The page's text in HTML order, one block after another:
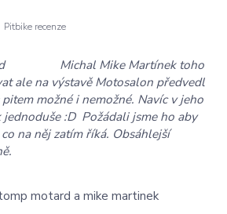
Pitbike recenze
Michal Mike Martínek toho
ale na výstavě Motosalon předvedl
možné i nemožné. Navíc v jeho
:D Požádali jsme ho aby
na něj zatím říká. Obsáhlejší